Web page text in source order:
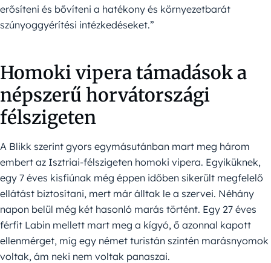
erősíteni és bővíteni a hatékony és környezetbarát
szúnyoggyérítési intézkedéseket.”
Homoki vipera támadások a
népszerű horvátországi
félszigeten
A Blikk szerint gyors egymásutánban mart meg három
embert az Isztriai-félszigeten homoki vipera. Egyiküknek,
egy 7 éves kisfiúnak még éppen időben sikerült megfelelő
ellátást biztosítani, mert már álltak le a szervei. Néhány
napon belül még két hasonló marás történt. Egy 27 éves
férfit Labin mellett mart meg a kígyó, ő azonnal kapott
ellenmérget, míg egy német turistán szintén marásnyomok
voltak, ám neki nem voltak panaszai.